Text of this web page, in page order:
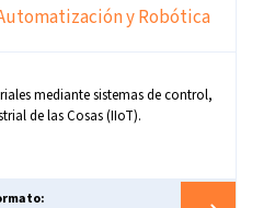
y Robótica
mediante sistemas de control,
de las Cosas (IIoT).